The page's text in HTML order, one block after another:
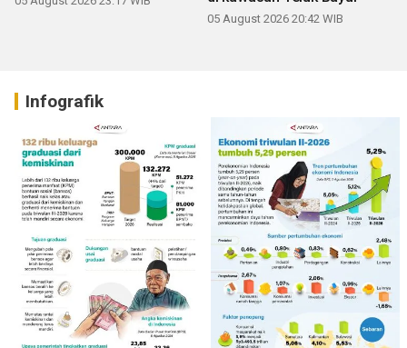
05 August 2026 20:42 WIB
Infografik